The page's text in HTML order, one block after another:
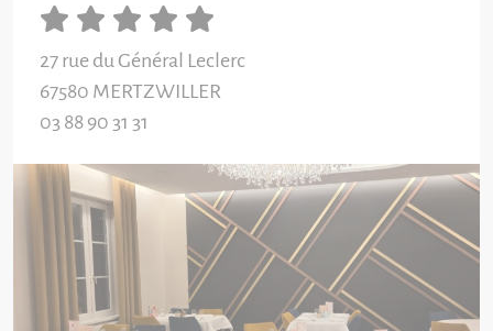
27 rue du Général Leclerc
67580 MERTZWILLER
03 88 90 31 31